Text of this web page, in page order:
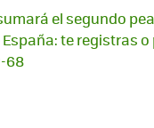
el segundo
te registras
68